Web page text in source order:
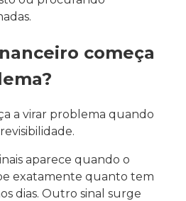
começa
a virar problema quando
aparece quando o
exatamente quanto tem
dias. Outro sinal surge